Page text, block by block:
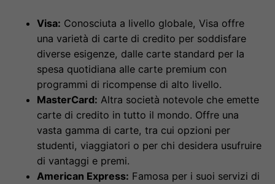
Visa: Conosciuta a livello globale, Visa offre
una varietà di carte di credito per soddisfare
diverse esigenze, dalle carte standard per la
spesa quotidiana alle carte premium con
programmi di ricompense di alto livello.
MasterCard: Altra società notevole che emette
carte di credito in tutto il mondo. Offre una
vasta gamma di carte, tra cui opzioni per
studenti, viaggiatori o per chi desidera usufruire
di vantaggi e premi.
American Express: Famosa per i suoi servizi di